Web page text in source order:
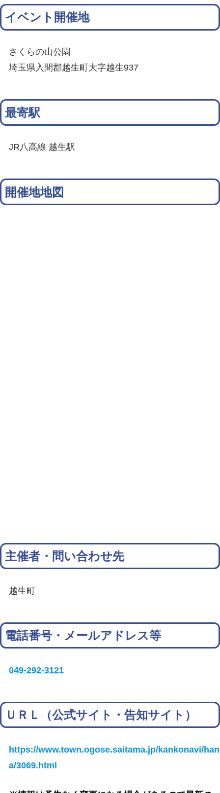
イベント開催地
さくらの山公園
埼玉県入間郡越生町大字越生937
最寄駅
JR八高線 越生駅
開催地地図
主催者・問い合わせ先
越生町
電話番号・メールアドレス等
049-292-3121
ＵＲＬ（公式サイト・告知サイト）
https://www.town.ogose.saitama.jp/kankonavi/han
a/3069.html